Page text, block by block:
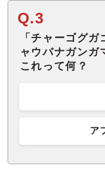
Q.3
「チャーゴグ
ャウバナガンガ
これって何？
ア